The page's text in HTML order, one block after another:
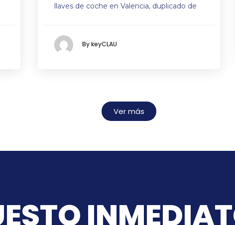
llaves de coche en Valencia, duplicado de
By keyCLAU
Ver más